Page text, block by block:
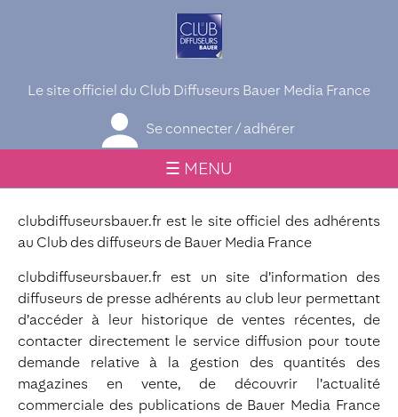
Le site officiel du Club Diffuseurs Bauer Media France
Se connecter / adhérer
☰ MENU
clubdiffuseursbauer.fr est le site officiel des adhérents
au Club des diffuseurs de Bauer Media France
clubdiffuseursbauer.fr est un site d’information des
diffuseurs de presse adhérents au club leur permettant
d’accéder à leur historique de ventes récentes, de
contacter directement le service diffusion pour toute
demande relative à la gestion des quantités des
magazines en vente, de découvrir l’actualité
commerciale des publications de Bauer Media France